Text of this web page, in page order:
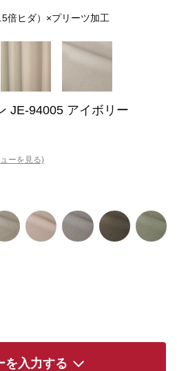
倍ヒダ）×プリーツ加工
JE-94005 アイボリー
ーを見る)
を入力する